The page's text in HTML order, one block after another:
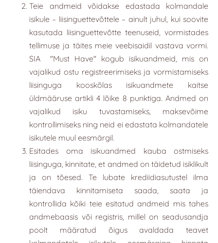
Teie andmeid võidakse edastada kolmandale
isikule – liisinguettevõttele – ainult juhul, kui soovite
kasutada liisinguettevõtte teenuseid, vormistades
tellimuse ja täites meie veebisaidil vastava vormi.
SIA "Must Have" kogub isikuandmeid, mis on
vajalikud ostu registreerimiseks ja vormistamiseks
liisinguga kooskõlas isikuandmete kaitse
üldmääruse artikli 4 lõike 8 punktiga. Andmed on
vajalikud isiku tuvastamiseks, maksevõime
kontrollimiseks ning neid ei edastata kolmandatele
isikutele muul eesmärgil.
Esitades oma isikuandmed kauba ostmiseks
liisinguga, kinnitate, et andmed on täidetud isiklikult
ja on tõesed. Te lubate krediidiasutustel ilma
täiendava kinnitamiseta saada, saata ja
kontrollida kõiki teie esitatud andmeid mis tahes
andmebaasis või registris, millel on seadusandja
poolt määratud õigus avaldada teavet